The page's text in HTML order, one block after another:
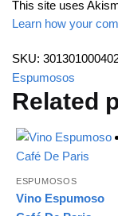
This site uses
Learn how your
SKU:
Espumosos
Related
ESPUMOSOS
Vino Espumoso